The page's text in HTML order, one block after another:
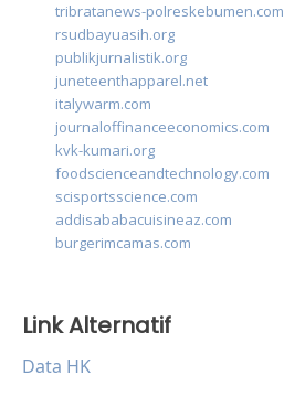
tribratanews-polreskebumen.com
rsudbayuasih.org
publikjurnalistik.org
juneteenthapparel.net
italywarm.com
journaloffinanceeconomics.com
kvk-kumari.org
foodscienceandtechnology.com
scisportsscience.com
addisababacuisineaz.com
burgerimcamas.com
Link Alternatif
Data HK